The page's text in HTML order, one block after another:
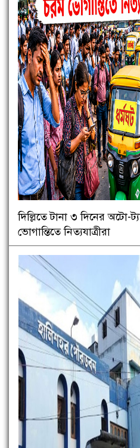
দিল্লিতে টানা ৩ দিনের অটো-
ভোগান্তিতে নিত্যযাত্রীরা